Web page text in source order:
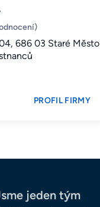
686 03 Staré Město
PROFIL FIRMY
jeden tým